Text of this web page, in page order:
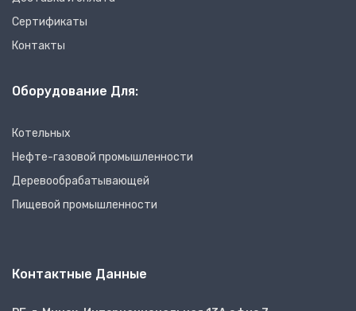
Сертификаты
Контакты
Оборудование Для:
Котельных
Нефте-газовой промышленности
Деревообрабатывающей
Пищевой промышленности
Контактные Данные